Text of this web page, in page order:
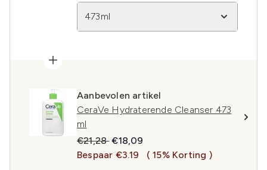
473ml
Aanbevolen artikel
CeraVe Hydraterende Cleanser 473
ml
Recommended Retail Price:
€21,28Huidige prijs:
€18,09
Bespaar €3.19
( 15% Korting )